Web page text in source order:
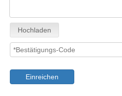
Hochladen
Einreichen